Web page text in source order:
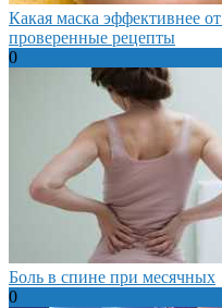
Какая маска эффективнее
проверенные рецепты
0
Боль в спине при месячных
0